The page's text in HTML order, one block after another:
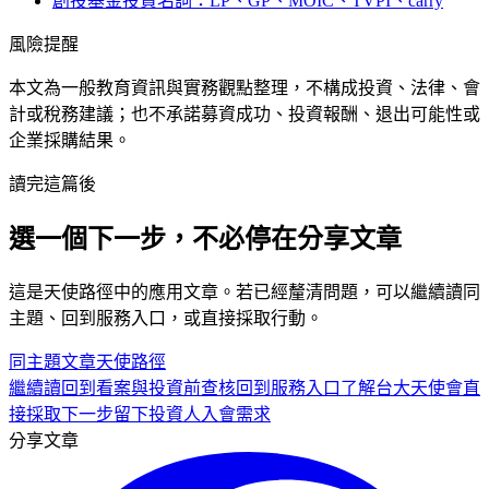
風險提醒
本文為一般教育資訊與實務觀點整理，不構成投資、法律、會
計或稅務建議；也不承諾募資成功、投資報酬、退出可能性或
企業採購結果。
讀完這篇後
選一個下一步，不必停在分享文章
這是天使路徑中的應用文章。若已經釐清問題，可以繼續讀同
主題、回到服務入口，或直接採取行動。
同主題文章天使路徑
繼續讀回到看案與投資前查核回到服務入口 了解台大天使會直
接採取下一步留下投資人入會需求
分享文章